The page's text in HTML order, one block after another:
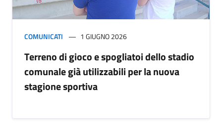
COMUNICATI 1 GIUGNO 2026
Terreno di gioco e spogliatoi dello stadio
comunale già utilizzabili per la nuova
stagione sportiva